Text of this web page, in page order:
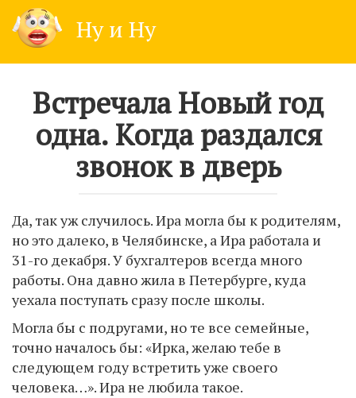
content
Ну и Ну
Встречала Новый год
одна. Когда раздался
звонок в дверь
Да, так уж случилось. Ира могла бы к родителям,
но это далеко, в Челябинске, а Ира работала и
31-го декабря. У бухгалтеров всегда много
работы. Она давно жила в Петербурге, куда
уехала поступать сразу после школы.
Могла бы с подругами, но те все семейные,
точно началось бы: «Ирка, желаю тебе в
следующем году встретить уже своего
человека…». Ира не любила такое.